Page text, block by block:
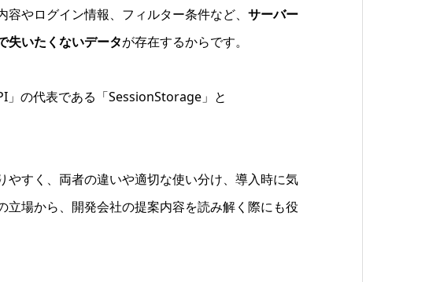
やログイン情報、フィルター条件など、 サーバー
失いたくないデータが存在するからです。
の代表である「SessionStorage」と
やすく、両者の違いや適切な使い分け、導入時に気
立場から、開発会社の提案内容を読み解く際にも役